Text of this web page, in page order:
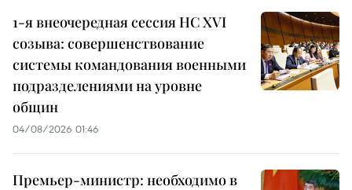
1-я внеочередная сессия НС XVI
созыва: совершенствование
системы командования военными
подразделениями на уровне
общин
04/08/2026 01:46
Премьер-министр: необходимо в